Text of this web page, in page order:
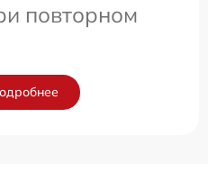
повторном